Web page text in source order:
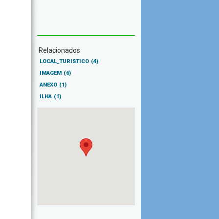
Relacionados
LOCAL_TURISTICO (4)
IMAGEM (6)
ANEXO (1)
ILHA (1)